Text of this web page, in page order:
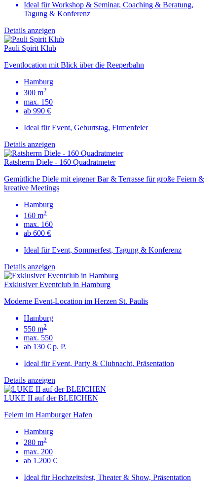
Ideal für Workshop & Seminar, Coaching & Beratung,
Tagung & Konferenz
Details anzeigen
Pauli Spirit Klub
Eventlocation mit Blick über die Reeperbahn
Hamburg
300 m2
max. 150
ab 990 €
Ideal für Event, Geburtstag, Firmenfeier
Details anzeigen
Ratsherrn Diele - 160 Quadratmeter
Gemütliche Diele mit eigener Bar & Terrasse für große Feiern &
kreative Meetings
Hamburg
160 m2
max. 160
ab 600 €
Ideal für Event, Sommerfest, Tagung & Konferenz
Details anzeigen
Exklusiver Eventclub in Hamburg
Moderne Event-Location im Herzen St. Paulis
Hamburg
550 m2
max. 550
ab 130 € p. P.
Ideal für Event, Party & Clubnacht, Präsentation
Details anzeigen
LUKE II auf der BLEICHEN
Feiern im Hamburger Hafen
Hamburg
280 m2
max. 200
ab 1.200 €
Ideal für Hochzeitsfest, Theater & Show, Präsentation